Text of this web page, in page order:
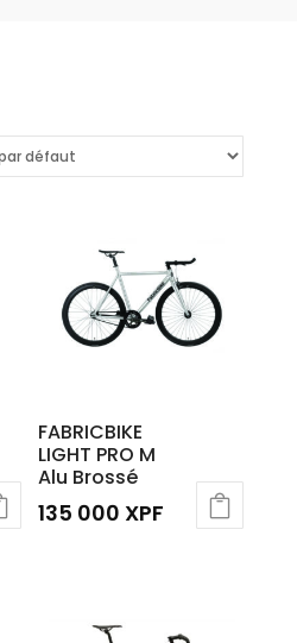
FABRICBIKE
LIGHT PRO M
Alu Brossé
135 000 XPF